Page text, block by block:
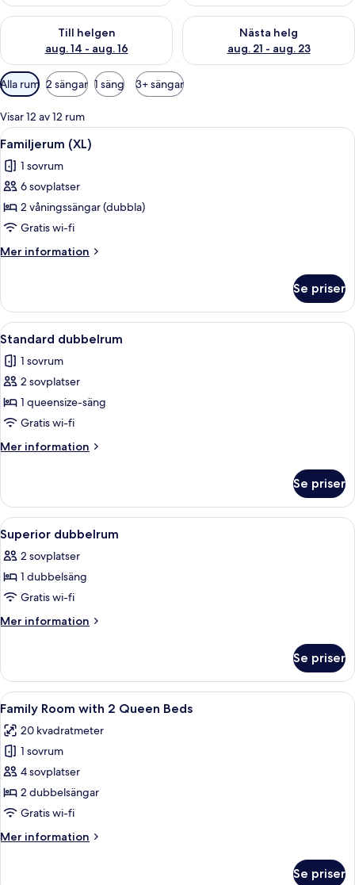
Till helgen
aug. 14 - aug. 16
Kontrollera tillgängligheten för den här helgen aug. 14 - aug.
Nästa helg
aug. 21 - aug. 23
Kontrollera tillgängligheten
Tillgängliga
filter
för
rum
Alla rum 2 sängar 1 säng 3+ sängar
Visar 12 av 12 rum
Öppna
alla
foton
för
Familjerum
(XL)
Ett hotellrum med en våningssäng,
6
Familjerum (XL)
1 sovrum
6 sovplatser
2 våningssängar (dubbla)
Gratis wi-fi
Mer information
Mer
(XL)
Se priser
Öppna
alla
foton
för
Standard
dubbelrum
Ett hotellrum med en stor säng, ett
4
Standard dubbelrum
1 sovrum
2 sovplatser
1 queensize-säng
Gratis wi-fi
Mer information
Mer
dubbelrum
Se priser
Öppna
alla
foton
för
Superior
dubbelrum
Ett hotellrum med en stor säng, ett
3
Superior dubbelrum
2 sovplatser
1 dubbelsäng
Gratis wi-fi
Mer information
Mer
dubbelrum
Se priser
Öppna
alla
foton
för
Family
Room
with
Queen
Ett hotellrum med två sängar, båda
5
Family Room with 2 Queen Beds
20 kvadratmeter
1 sovrum
4 sovplatser
2 dubbelsängar
Gratis wi-fi
Mer information
Mer
Se priser